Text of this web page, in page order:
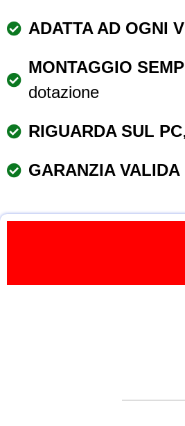
ADATTA AD OGNI
MONTAGGIO
dotazione
RIGUARDA SUL PC
GARANZIA VALIDA